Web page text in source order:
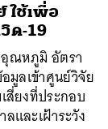
ใช้เพื่อ
ด-19
ณหภูมิ อัตรา
มูลเข้าศูนย์วิจัย
สี่ยงที่ประกอบ
และเฝ้าระวัง